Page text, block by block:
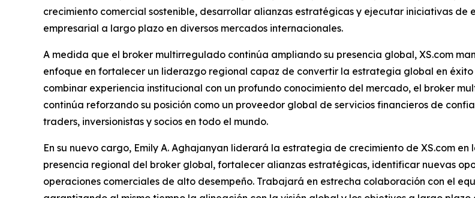
crecimiento comercial sostenible, desarrollar alianzas estratégicas y ejecutar iniciativas de
empresarial a largo plazo en diversos mercados internacionales.
A medida que el broker multirregulado continúa ampliando su presencia global, XS.com
enfoque en fortalecer un liderazgo regional capaz de convertir la estrategia global en éxito
combinar experiencia institucional con un profundo conocimiento del mercado, el broker
continúa reforzando su posición como un proveedor global de servicios financieros de
traders, inversionistas y socios en todo el mundo.
En su nuevo cargo, Emily A. Aghajanyan liderará la estrategia de crecimiento de XS.com
presencia regional del broker global, fortalecer alianzas estratégicas, identificar nuevas
operaciones comerciales de alto desempeño. Trabajará en estrecha colaboración con el